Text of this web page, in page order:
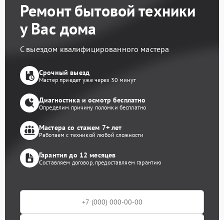
Ремонт бытовой техники
у Вас дома
С выездом квалифицированного мастера
Срочный выезд
Мастер приедет уже через 30 минут
Диагностика и осмотр бесплатно
Определим причину поломки бесплатно
Мастера со стажем 7+ лет
Работаем с техникой любой сложности
Гарантия до 12 месяцев
Составляем договор, предоставляем гарантию